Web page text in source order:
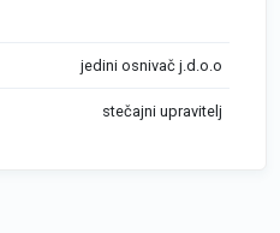
jedini osnivač j.d.o.o
stečajni upravitelj